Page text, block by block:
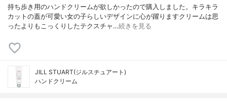
持ち歩き用のハンドクリームが欲しかったので購入しました。キラキラ
カットの蓋が可愛い女の子らしいデザインに心が躍りますクリームは思
ったよりもこっくりしたテクスチャ…続きを見る
JILL STUART(ジルスチュアート)
ハンドクリーム